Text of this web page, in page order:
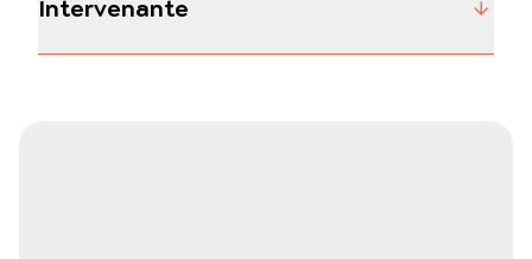
Intervenante